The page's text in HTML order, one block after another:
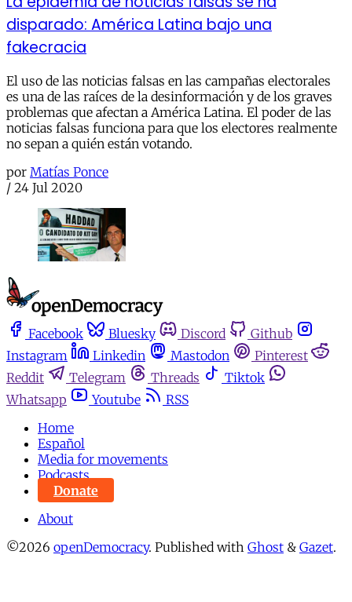
disparado: América Latina bajo una
fakecracia
El uso de las noticias falsas en las campañas electorales
es una de las raíces de la desinformación y de los graves
problemas que afectan a América Latina. El poder de las
noticias falsas funciona para que los electores realmente
no sepan a quién están votando.
por Matías Ponce
/ 24 Jul 2020
Facebook Bluesky Discord
Github
Instagram
Linkedin Mastodon
Pinterest
Reddit
Telegram Threads
Tiktok
Whatsapp
Youtube
RSS
Home
Español
Media for movements
Podcasts
Donate
About
©2026 openDemocracy. Published with Ghost & Gazet.